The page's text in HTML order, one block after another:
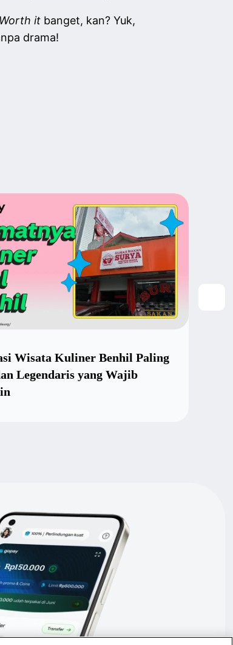
Worth it banget, kan? Yuk,
drama!
Wisata Kuliner Benhil Paling
Legendaris yang Wajib